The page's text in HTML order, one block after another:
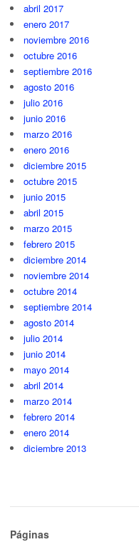
abril 2017
enero 2017
noviembre 2016
octubre 2016
septiembre 2016
agosto 2016
julio 2016
junio 2016
marzo 2016
enero 2016
diciembre 2015
octubre 2015
junio 2015
abril 2015
marzo 2015
febrero 2015
diciembre 2014
noviembre 2014
octubre 2014
septiembre 2014
agosto 2014
julio 2014
junio 2014
mayo 2014
abril 2014
marzo 2014
febrero 2014
enero 2014
diciembre 2013
Páginas